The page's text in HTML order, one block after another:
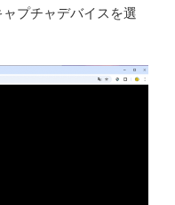
プチャデバイスを選